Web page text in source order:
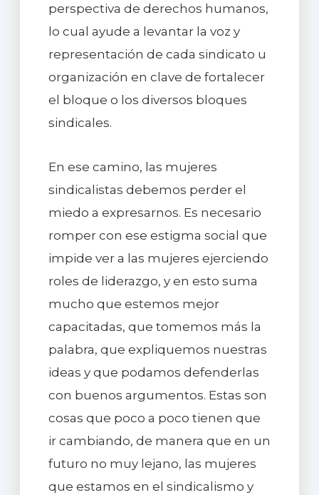
perspectiva de derechos humanos,
lo cual ayude a levantar la voz y
representación de cada sindicato u
organización en clave de fortalecer
el bloque o los diversos bloques
sindicales.
En ese camino, las mujeres
sindicalistas debemos perder el
miedo a expresarnos. Es necesario
romper con ese estigma social que
impide ver a las mujeres ejerciendo
roles de liderazgo, y en esto suma
mucho que estemos mejor
capacitadas, que tomemos más la
palabra, que expliquemos nuestras
ideas y que podamos defenderlas
con buenos argumentos. Estas son
cosas que poco a poco tienen que
ir cambiando, de manera que en un
futuro no muy lejano, las mujeres
que estamos en el sindicalismo y